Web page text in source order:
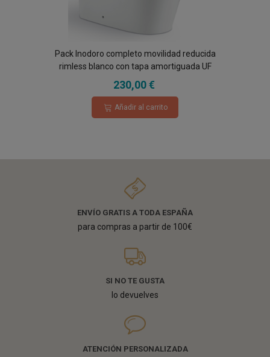
Pack Inodoro completo movilidad reducida
rimless blanco con tapa amortiguada UF
230,00 €
Añadir al carrito
ENVÍO GRATIS A TODA ESPAÑA
para compras a partir de 100€
SI NO TE GUSTA
lo devuelves
ATENCIÓN PERSONALIZADA